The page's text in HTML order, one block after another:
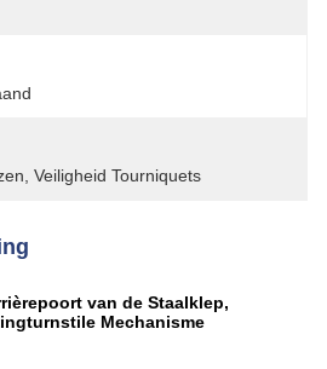
Veiligheid Tourniquets
van de Staalklep,
Mechanisme